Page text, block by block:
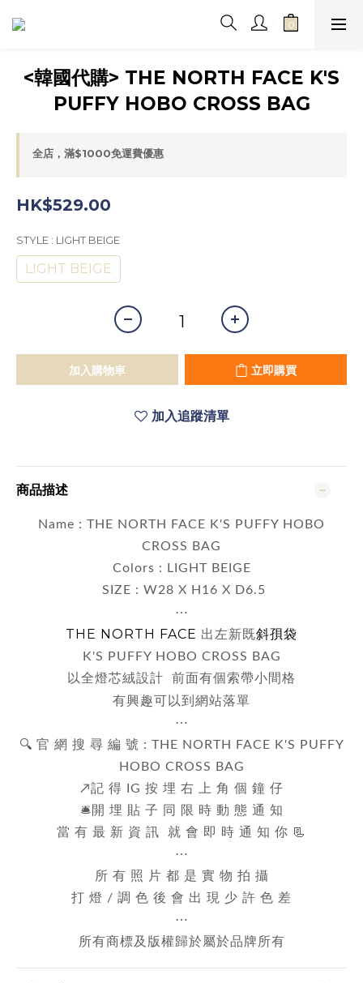
<韓國代購> THE NORTH FACE K'S
PUFFY HOBO CROSS BAG
全店，滿$1000免運費優惠
HK$529.00
STYLE : LIGHT BEIGE
LIGHT BEIGE
加入購物車 立即購買
加入追蹤清單
商品描述
Name : THE NORTH FACE K'S PUFFY HOBO
CROSS BAG
Colors : LIGHT BEIGE
SIZE : W28 X H16 X D6.5
⋯
THE NORTH FACE 出左新既斜孭袋
K'S PUFFY HOBO CROSS BAG
以全燈芯絨設計 前面有個索帶小間格
有興趣可以到網站落單
⋯
🔍 官 網 搜 尋 編 號 : THE NORTH FACE K'S PUFFY
HOBO CROSS BAG
↗️記 得 IG 按 埋 右 上 角 個 鐘 仔
🛎️開 埋 貼 子 同 限 時 動 態 通 知
當 有 最 新 資 訊 就 會 即 時 通 知 你 📃
⋯
所 有 照 片 都 是 實 物 拍 攝
打 燈 / 調 色 後 會 出 現 少 許 色 差
⋯
所有商標及版權歸於屬於品牌所有